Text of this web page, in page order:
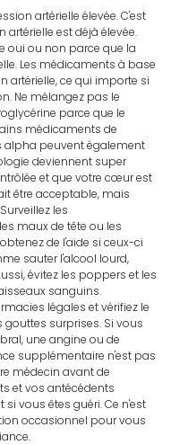
artérielle élevée. C'est
est déjà élevée.
oui ou non parce que la
Les médicaments à base
artérielle, ce qui importe si
Ne mélangez pas le
parce que le
médicaments de
alpha peuvent également
deviennent super
et que votre cœur est
être acceptable, mais
les
maux de tête ou les
de l'aide si ceux-ci
sauter l'alcool lourd,
évitez les poppers et les
sanguins.
légales et vérifiez le
surprises. Si vous
une angine ou de
supplémentaire n'est pas
médecin avant de
et vos antécédents
vous êtes guéri. Ce n'est
occasionnel pour vous